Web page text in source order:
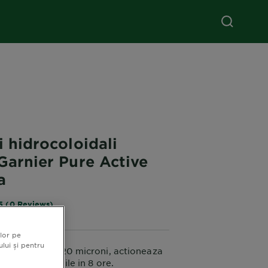
hidrocoloidali
Pure Active
(0 Reviews)
cosuri de 420 microni, actioneaza
observabile in 8 ore.
pe
și pentru